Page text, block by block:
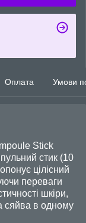
Оплата Умови
Stick
стик (10
цілісний
переваги
шкіри,
сяйва в одному